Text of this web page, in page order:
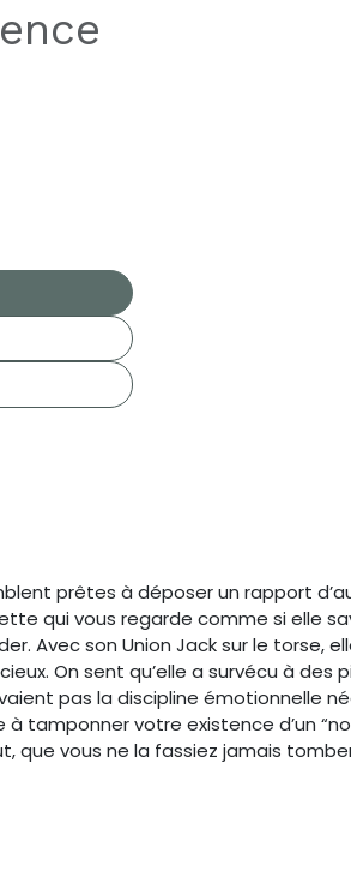
prêtes à déposer un rapport
qui vous regarde comme si elle
Avec son Union Jack sur le torse,
On sent qu’elle a survécu à des
pas la discipline émotionnelle
votre existence d’un
que vous ne la fassiez jamais